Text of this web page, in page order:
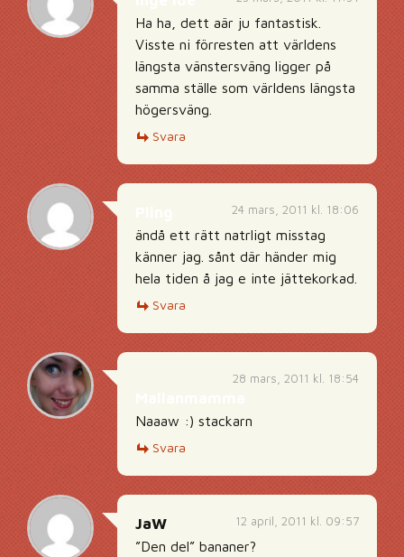
Ha ha, dett aär ju fantastisk.
Visste ni förresten att världens
längsta vänstersväng ligger på
samma ställe som världens längsta
högersväng.
Svara
24 mars, 2011 kl. 18:06
ändå ett rätt natrligt misstag
känner jag. sånt där händer mig
hela tiden å jag e inte jättekorkad.
Svara
28 mars, 2011 kl. 18:54
Naaaw :) stackarn
Svara
12 april, 2011 kl. 09:57
JaW
”Den del” bananer?